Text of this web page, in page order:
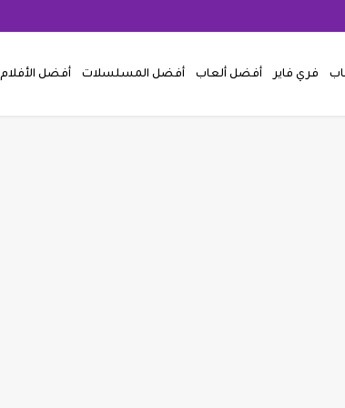
فري فاير أفضل ألعاب أفضل المسلسلات أفضل الأفلام